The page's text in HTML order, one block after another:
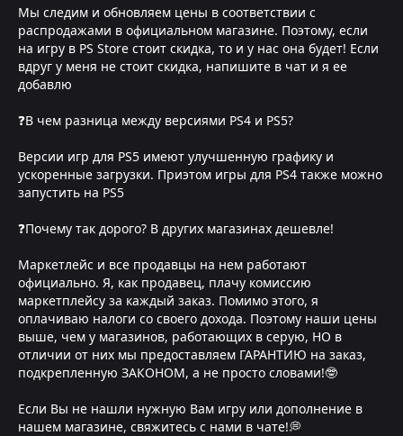
Мы следим и обновляем цены в соответствии с
распродажами в официальном магазине. Поэтому, если
на игру в PS Store стоит скидка, то и у нас она будет! Если
вдруг у меня не стоит скидка, напишите в чат и я ее
добавлю
❓В чем разница между версиями PS4 и PS5?
Версии игр для PS5 имеют улучшенную графику и
ускоренные загрузки. Приэтом игры для PS4 также можно
запустить на PS5
❓Почему так дорого? В других магазинах дешевле!
Маркетлейс и все продавцы на нем работают
официально. Я, как продавец, плачу комиссию
маркетплейсу за каждый заказ. Помимо этого, я
оплачиваю налоги со своего дохода. Поэтому наши цены
выше, чем у магазинов, работающих в серую, НО в
отличии от них мы предоставляем ГАРАНТИЮ на заказ,
подкрепленную ЗАКОНОМ, а не просто словами!🤓
Если Вы не нашли нужную Вам игру или дополнение в
нашем магазине, свяжитесь с нами в чате!💭